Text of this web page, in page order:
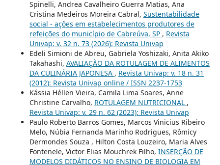
Spinelli, Andrea Cavalheiro Guerra Matias, Ana
Cristina Medeiros Moreira Cabral, Sustentabilidade
social - ações em estabelecimentos produtores de
refeições do município de Cabreúva, SP , Revista
Univap: v. 32 n. 73 (2026): Revista Univap
Edeli Simioni de Abreu, Gabriela Yoshizaki, Anita Akiko
Takahashi, AVALIAÇÃO DA ROTULAGEM DE ALIMENTOS
DA CULINÁRIA JAPONESA , Revista Univap: v. 18 n. 31
(2012): Revista Univap online / ISSN 2237-1753
Kássia Héllen Vieira, Camila Lima Soares, Anne
Christine Carvalho, ROTULAGEM NUTRICIONAL ,
Revista Univap: v. 29 n. 62 (2023): Revista Univap
Paulo Roberto Barros Gomes, Marcos Vinicius Ribeiro
Melo, Núbia Fernanda Marinho Rodrigues, Rômicy
Dermondes Souza , Hilton Costa Louzeiro, Maria Alves
Fontenele, Victor Elias Mouchrek Filho, INSERÇÃO DE
MODELOS DIDÁTICOS NO ENSINO DE BIOLOGIA EM